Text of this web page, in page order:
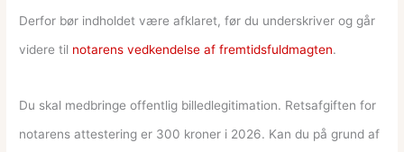
Derfor bør indholdet være afklaret, før du underskriver og går
videre til notarens vedkendelse af fremtidsfuldmagten.
Du skal medbringe offentlig billedlegitimation. Retsafgiften for
notarens attestering er 300 kroner i 2026. Kan du på grund af